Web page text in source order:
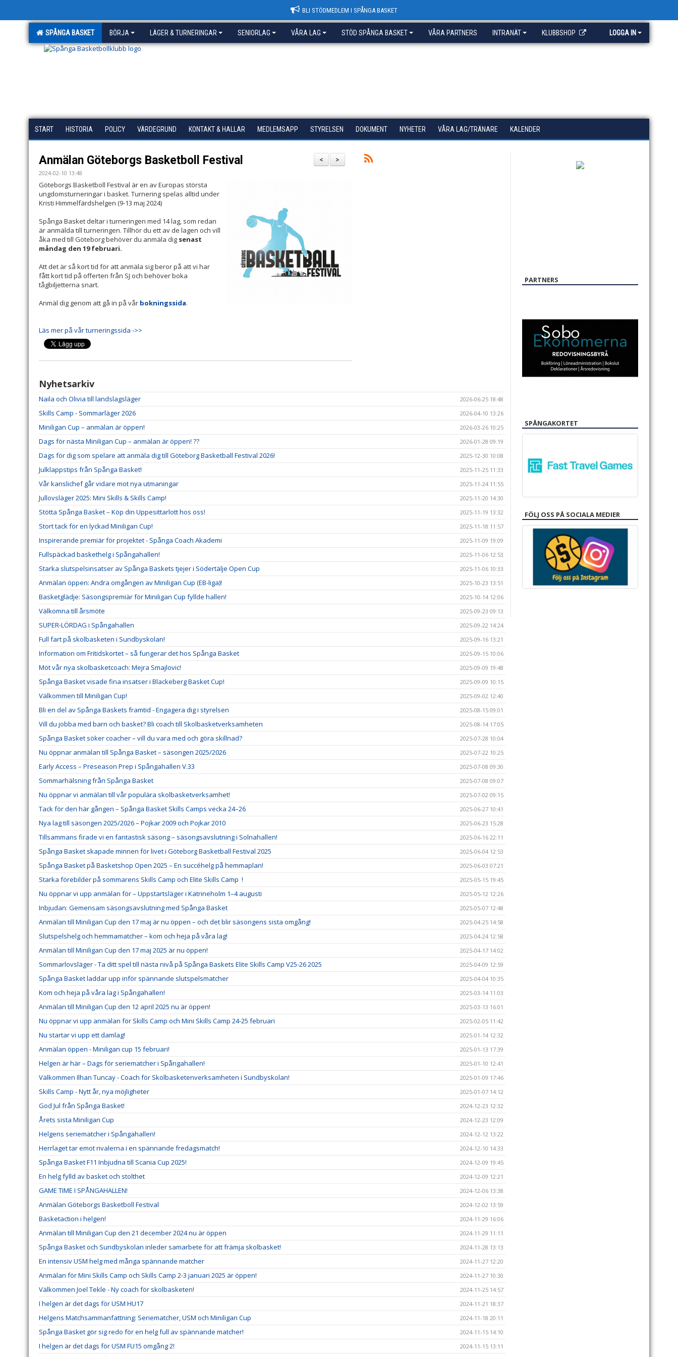
BLI STÖDMEDLEM I SPÅNGA BASKET
SPÅNGA BASKET BÖRJA LÄGER & TURNERINGAR SENIORLAG VÅRA LAG STÖD SPÅNGA BASKET VÅRA PARTNERS INTRANÄT KLUBBSHOP LOGGA IN
START HISTORIA POLICY VÄRDEGRUND KONTAKT & HALLAR MEDLEMSAPP STYRELSEN DOKUMENT NYHETER VÅRA LAG/TRÄNARE KALENDER
>
<
Anmälan Göteborgs Basketboll Festival
2024-02-10 13:48
Göteborgs Basketboll Festival är en av Europas största
ungdomsturneringar i basket. Turnering spelas alltid under
Kristi Himmelfärdshelgen (9-13 maj 2024)
Spånga Basket deltar i turneringen med 14 lag, som redan
är anmälda till turneringen. Tillhör du ett av de lagen och vill
åka med till Göteborg behöver du anmäla dig senast
måndag den 19 februari.
Att det är så kort tid för att anmäla sig beror på att vi har
fått kort tid på offerten från SJ och behöver boka
tågbiljetterna snart.
Anmäl dig genom att gå in på vår bokningssida.
Läs mer på vår turneringssida ->>
Nyhetsarkiv
Naila och Olivia till landslagsläger 2026-06-25 18:48
Skills Camp - Sommarläger 2026 2026-04-10 13:26
Miniligan Cup – anmälan är öppen! 2026-03-26 10:25
Dags för nästa Miniligan Cup – anmälan är öppen! ?? 2026-01-28 09:19
Dags för dig som spelare att anmäla dig till Göteborg Basketball Festival 2026! 2025-12-30 10:08
Julklappstips från Spånga Basket! 2025-11-25 11:33
Vår kanslichef går vidare mot nya utmaningar 2025-11-24 11:55
Jullovsläger 2025: Mini Skills & Skills Camp! 2025-11-20 14:30
Stötta Spånga Basket – Köp din Uppesittarlott hos oss! 2025-11-19 13:32
Stort tack för en lyckad Miniligan Cup! 2025-11-18 11:57
Inspirerande premiär för projektet - Spånga Coach Akademi 2025-11-09 19:09
Fullspäckad baskethelg i Spångahallen! 2025-11-06 12:53
Starka slutspelsinsatser av Spånga Baskets tjejer i Södertälje Open Cup 2025-11-06 10:33
Anmälan öppen: Andra omgången av Miniligan Cup (EB-liga)! 2025-10-23 13:51
Basketglädje: Säsongspremiär för Miniligan Cup fyllde hallen! 2025-10-14 12:06
Välkomna till årsmöte 2025-09-23 09:13
SUPER-LÖRDAG i Spångahallen 2025-09-22 14:24
Full fart på skolbasketen i Sundbyskolan! 2025-09-16 13:21
Information om Fritidskortet – så fungerar det hos Spånga Basket 2025-09-15 10:06
Möt vår nya skolbasketcoach: Mejra Smajlovic! 2025-09-09 19:48
Spånga Basket visade fina insatser i Blackeberg Basket Cup! 2025-09-09 10:15
Välkommen till Miniligan Cup! 2025-09-02 12:40
Bli en del av Spånga Baskets framtid - Engagera dig i styrelsen 2025-08-15 09:01
Vill du jobba med barn och basket? Bli coach till Skolbasketverksamheten 2025-08-14 17:05
Spånga Basket söker coacher – vill du vara med och göra skillnad? 2025-07-28 10:04
Nu öppnar anmälan till Spånga Basket – säsongen 2025/2026 2025-07-22 10:25
Early Access – Preseason Prep i Spångahallen V.33 2025-07-08 09:30
Sommarhälsning från Spånga Basket 2025-07-08 09:07
Nu öppnar vi anmälan till vår populära skolbasketverksamhet! 2025-07-02 09:15
Tack för den här gången – Spånga Basket Skills Camps vecka 24–26 2025-06-27 10:41
Nya lag till säsongen 2025/2026 – Pojkar 2009 och Pojkar 2010 2025-06-23 15:28
Tillsammans firade vi en fantastisk säsong – säsongsavslutning i Solnahallen! 2025-06-16 22:11
Spånga Basket skapade minnen för livet i Göteborg Basketball Festival 2025 2025-06-04 12:53
Spånga Basket på Basketshop Open 2025 – En succéhelg på hemmaplan! 2025-06-03 07:21
Starka förebilder på sommarens Skills Camp och Elite Skills Camp ! 2025-05-15 19:45
Nu öppnar vi upp anmälan för – Uppstartsläger i Katrineholm 1–4 augusti 2025-05-12 12:26
Inbjudan: Gemensam säsongsavslutning med Spånga Basket 2025-05-07 12:48
Anmälan till Miniligan Cup den 17 maj är nu öppen – och det blir säsongens sista omgång! 2025-04-25 14:58
Slutspelshelg och hemmamatcher – kom och heja på våra lag! 2025-04-24 12:58
Anmälan till Miniligan Cup den 17 maj 2025 är nu öppen! 2025-04-17 14:02
Sommarlovsläger - Ta ditt spel till nästa nivå på Spånga Baskets Elite Skills Camp V25-26 2025 2025-04-09 12:59
Spånga Basket laddar upp inför spännande slutspelsmatcher 2025-04-04 10:35
Kom och heja på våra lag i Spångahallen! 2025-03-14 11:03
Anmälan till Miniligan Cup den 12 april 2025 nu är öppen! 2025-03-13 16:01
Nu öppnar vi upp anmälan för Skills Camp och Mini Skills Camp 24-25 februari 2025-02-05 11:42
Nu startar vi upp ett damlag! 2025-01-14 12:32
Anmälan öppen - Miniligan cup 15 februari! 2025-01-13 17:39
Helgen är här – Dags för seriematcher i Spångahallen! 2025-01-10 12:41
Välkommen Ilhan Tuncay - Coach för Skolbasketenverksamheten i Sundbyskolan! 2025-01-09 17:46
Skills Camp - Nytt år, nya möjligheter 2025-01-07 14:12
God Jul från Spånga Basket! 2024-12-23 12:32
Årets sista Miniligan Cup 2024-12-23 12:09
Helgens seriematcher i Spångahallen! 2024-12-12 13:22
Herrlaget tar emot rivalerna i en spännande fredagsmatch! 2024-12-10 14:33
Spånga Basket F11 Inbjudna till Scania Cup 2025! 2024-12-09 19:45
En helg fylld av basket och stolthet 2024-12-09 12:21
GAME TIME I SPÅNGAHALLEN! 2024-12-06 13:38
Anmälan Göteborgs Basketboll Festival 2024-12-02 13:59
Basketaction i helgen! 2024-11-29 16:06
Anmälan till Miniligan Cup den 21 december 2024 nu är öppen 2024-11-29 11:11
Spånga Basket och Sundbyskolan inleder samarbete för att främja skolbasket! 2024-11-28 13:13
En intensiv USM helg med många spännande matcher 2024-11-27 12:20
Anmälan för Mini Skills Camp och Skills Camp 2-3 januari 2025 är öppen! 2024-11-27 10:30
Välkommen Joel Tekle - Ny coach för skolbasketen! 2024-11-25 14:57
I helgen är det dags för USM HU17 2024-11-21 18:37
Helgens Matchsammanfattning: Seriematcher, USM och Miniligan Cup 2024-11-18 20:11
Spånga Basket gör sig redo för en helg full av spännande matcher! 2024-11-15 14:10
I helgen är det dags för USM FU15 omgång 2! 2024-11-15 13:11
PARTNERS
SPÅNGAKORTET
FÖLJ OSS PÅ SOCIALA MEDIER